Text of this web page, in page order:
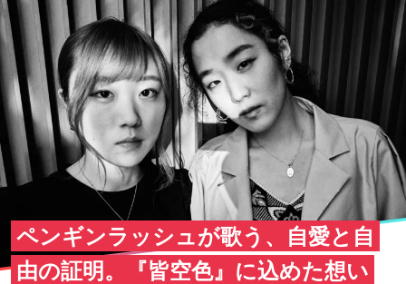
ペンギンラッシュが歌う、自愛と自
由の証明。『皆空色』に込めた想い